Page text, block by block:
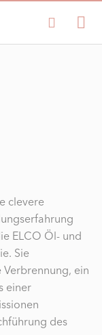
clevere
ELCO Öl- und
Sie
ein
einer
des